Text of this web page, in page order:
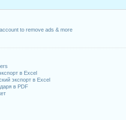
to remove ads & more
в Excel
экспорт в Excel
в PDF